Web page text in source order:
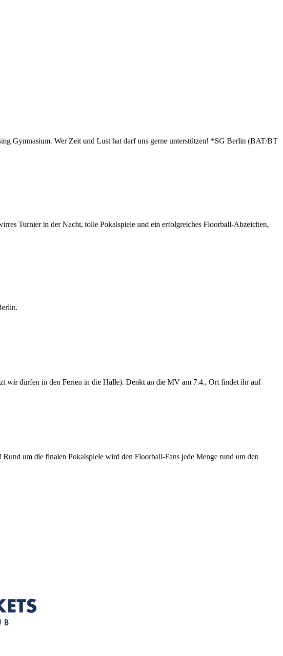
Gymnasium. Wer Zeit und Lust hat darf uns gerne unterstützen! *SG Berlin (BAT/BT
Turnier in der Nacht, tolle Pokalspiele und ein erfolgreiches Floorball-Abzeichen,
wir dürfen in den Ferien in die Halle). Denkt an die MV am 7.4., Ort findet ihr auf
um die finalen Pokalspiele wird den Floorball-Fans jede Menge rund um den